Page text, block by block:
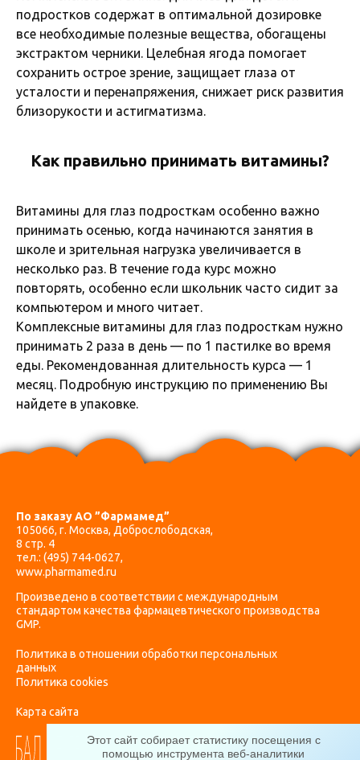
подростков содержат в оптимальной дозировке
все необходимые полезные вещества, обогащены
экстрактом черники. Целебная ягода помогает
сохранить острое зрение, защищает глаза от
усталости и перенапряжения, снижает риск развития
близорукости и астигматизма.
Как правильно принимать витамины?
Витамины для глаз подросткам особенно важно
принимать осенью, когда начинаются занятия в
школе и зрительная нагрузка увеличивается в
несколько раз. В течение года курс можно
повторять, особенно если школьник часто сидит за
компьютером и много читает.
Комплексные витамины для глаз подросткам нужно
принимать 2 раза в день — по 1 пастилке во время
еды. Рекомендованная длительность курса — 1
месяц. Подробную инструкцию по применению Вы
найдете в упаковке.
Этот сайт собирает статистику посещения с
помощью инструмента веб-аналитики
По заказу АО ”Фармамед”
105066, г. Москва, Доброслободская,
8 стр. 4
тел.: (495) 744-0627,
www.pharmamed.ru
Произведено в соответствии с международным
стандартом качества фармацевтического производства
GMP.
Политика в отношении обработки персональных
данных
Политика cookies
Карта сайта